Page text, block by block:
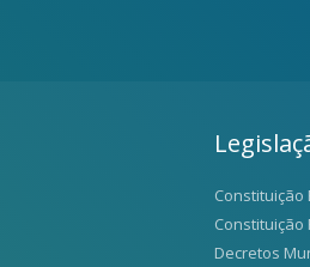
Constituição
Constituição
Decretos